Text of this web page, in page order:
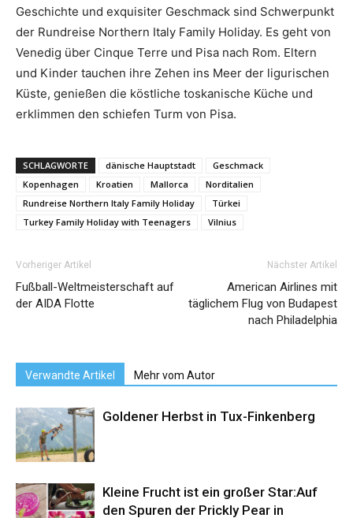
Geschichte und exquisiter Geschmack sind Schwerpunkt
der Rundreise Northern Italy Family Holiday. Es geht von
Venedig über Cinque Terre und Pisa nach Rom. Eltern
und Kinder tauchen ihre Zehen ins Meer der ligurischen
Küste, genießen die köstliche toskanische Küche und
erklimmen den schiefen Turm von Pisa.
SCHLAGWORTE dänische Hauptstadt
Geschmack
Kopenhagen
Kroatien Mallorca
Norditalien
Rundreise Northern Italy Family Holiday
Türkei
Turkey Family Holiday with Teenagers
Vilnius
Vorheriger Artikel
Fußball-Weltmeisterschaft auf
der AIDA Flotte
Nächster Artikel
American Airlines mit
täglichem Flug von Budapest
nach Philadelphia
Verwandte Artikel Mehr vom Autor
Goldener Herbst in Tux-Finkenberg
Kleine Frucht ist ein großer Star:Auf
den Spuren der Prickly Pear in